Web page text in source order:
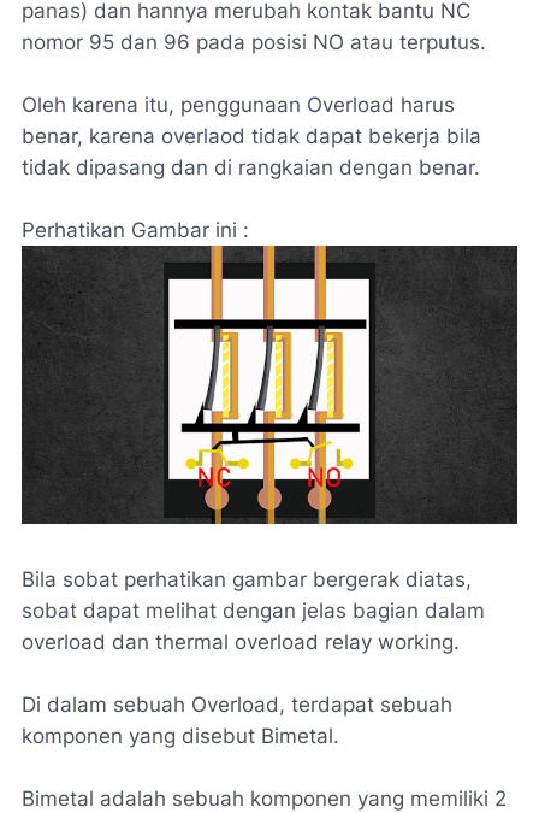
panas) dan hannya merubah kontak bantu NC
nomor 95 dan 96 pada posisi NO atau terputus.
Oleh karena itu, penggunaan Overload harus
benar, karena overlaod tidak dapat bekerja bila
tidak dipasang dan di rangkaian dengan benar.
Perhatikan Gambar ini :
Bila sobat perhatikan gambar bergerak diatas,
sobat dapat melihat dengan jelas bagian dalam
overload dan thermal overload relay working.
Di dalam sebuah Overload, terdapat sebuah
komponen yang disebut Bimetal.
Bimetal adalah sebuah komponen yang memiliki 2